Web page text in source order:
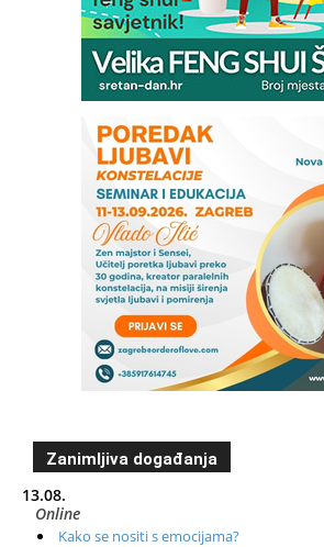
Zanimljiva događanja
13.08.
Online
Kako se nositi s emocijama?